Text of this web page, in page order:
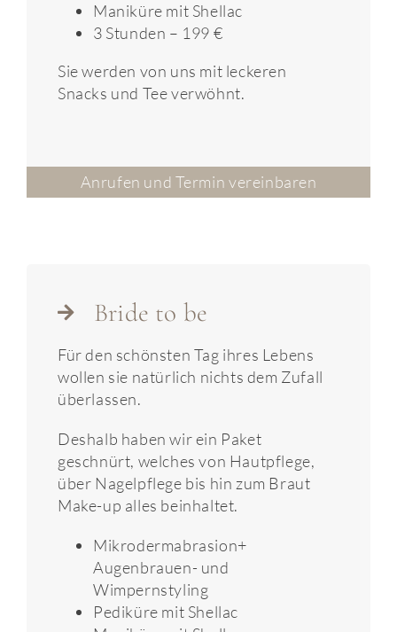
Maniküre mit Shellac
3 Stunden – 199 €
Sie werden von uns mit leckeren
Snacks und Tee verwöhnt.
Anrufen und Termin vereinbaren
Bride to be
Für den schönsten Tag ihres Lebens
wollen sie natürlich nichts dem Zufall
überlassen.
Deshalb haben wir ein Paket
geschnürt, welches von Hautpflege,
über Nagelpflege bis hin zum Braut
Make-up alles beinhaltet.
Mikrodermabrasion+
Augenbrauen- und
Wimpernstyling
Pediküre mit Shellac